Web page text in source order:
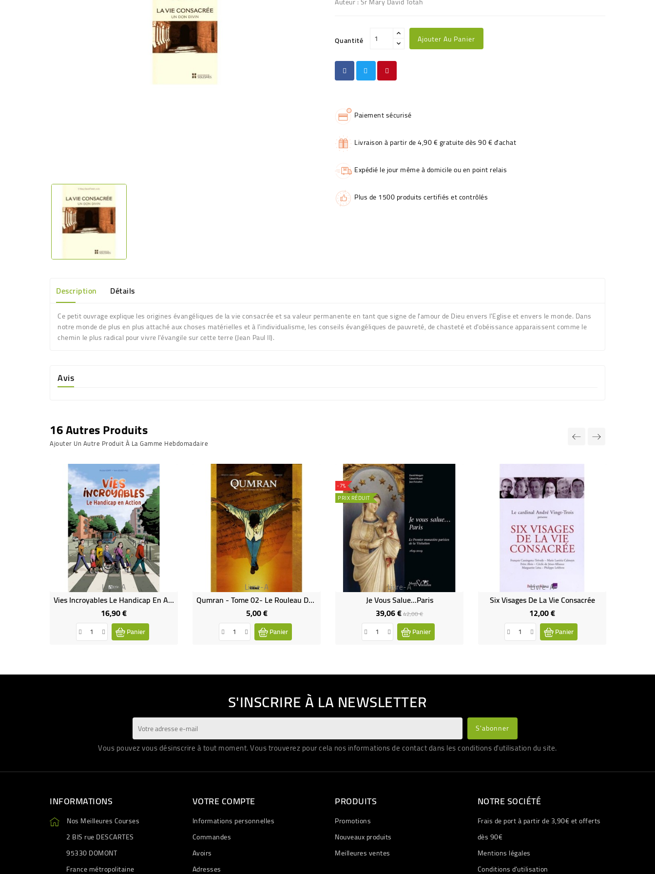
Quantité Ajouter Au Panier
Paiement sécurisé
Livraison à partir de 4,90 € gratuite dès 90 € d'achat
Expédié le jour même à domicile ou en point relais
Plus de 1500 produits certifiés et contrôlés
Description Détails
Ce petit ouvrage explique les origines évangéliques de la vie consacrée et sa valeur permanente en tant que signe de l'amour de Dieu envers l'Eglise et envers le monde. Dans
notre monde de plus en plus attaché aux choses matérielles et à l'individualisme, les conseils évangéliques de pauvreté, de chasteté et d'obéissance apparaissent comme le
chemin le plus radical pour vivre l'évangile sur cette terre (Jean Paul II).
Avis
16 Autres Produits
Ajouter Un Autre Produit À La Gamme Hebdomadaire
Livre-A
Vies Incroyables Le Handicap En Action BD (neuf)
16,90 €Prix
Panier
Livre-A
Qumran - Tome 02- Le Rouleau De La Femme (Occasion)
5,00 €Prix
Panier
Livre-A
-7%
PRIX RÉDUIT
Je Vous Salue...Paris
39,06 €Prix
de
base
42,00 €Prix
Panier
Livre-A
Six Visages De La Vie Consacrée
12,00 €Prix
Panier
S'INSCRIRE À LA NEWSLETTER
Vous pouvez vous désinscrire à tout moment. Vous trouverez pour cela nos informations de contact dans les conditions d'utilisation du site.
INFORMATIONS
Nos Meilleures Courses
2 BIS rue DESCARTES
95330 DOMONT
France métropolitaine
VOTRE COMPTE
Informations personnelles
Commandes
Avoirs
Adresses
PRODUITS
Promotions
Nouveaux produits
Meilleures ventes
NOTRE SOCIÉTÉ
Frais de port à partir de 3,90€ et offerts
dès 90€
Mentions légales
Conditions d'utilisation